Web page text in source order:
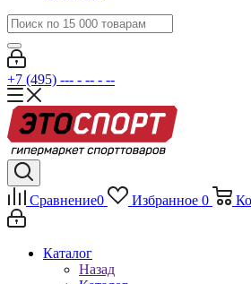
+7 (495) --- - -- - --
Сравнение0 Избранное 0
Каталог
Назад